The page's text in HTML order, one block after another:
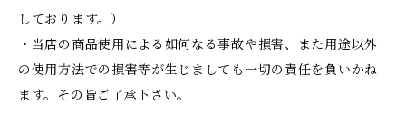
しております。）
・当店の商品使用による如何なる事故や損害、また用途以外
の使用方法での損害等が生じましても一切の責任を負いかね
ます。その旨ご了承下さい。